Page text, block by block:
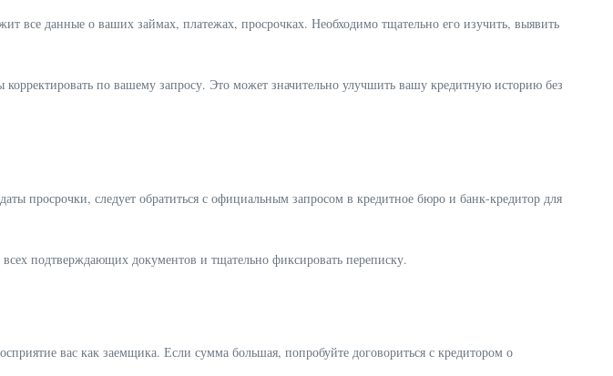
все данные о ваших займах, платежах, просрочках. Необходимо тщательно его изучить, выявить
по вашему запросу. Это может значительно улучшить вашу кредитную историю без
просрочки, следует обратиться с официальным запросом в кредитное бюро и банк-кредитор для
подтверждающих документов и тщательно фиксировать переписку.
вас как заемщика. Если сумма большая, попробуйте договориться с кредитором о